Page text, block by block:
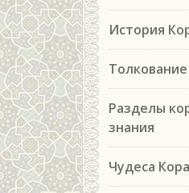
История
Разделы
знания
Чудеса